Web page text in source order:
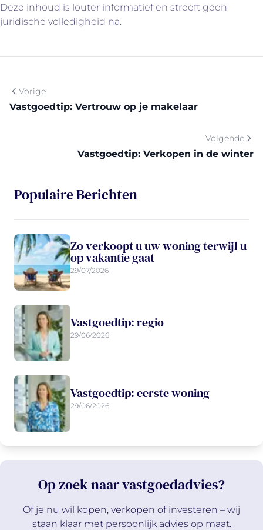
Deze inhoud is louter informatief en streeft geen
juridische volledigheid na.
Vorige
Vastgoedtip: Vertrouw op je makelaar
Volgende
Vastgoedtip: Verkopen in de winter
Populaire Berichten
Zo verkoopt u uw woning terwijl u
op vakantie gaat
29/07/2026
Vastgoedtip: regio
29/06/2026
Vastgoedtip: eerste woning
29/06/2026
Op zoek naar vastgoedadvies?
Of je nu wil kopen, verkopen of investeren – wij
staan klaar met persoonlijk advies op maat.